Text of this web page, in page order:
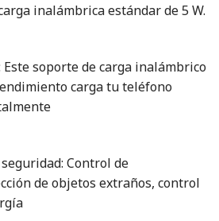
inalámbrica estándar de 5 W.
Este soporte de carga inalámbrico
carga tu teléfono
Control de
de objetos extraños, control